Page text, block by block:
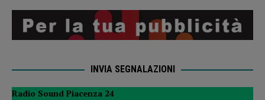
INVIA SEGNALAZIONI
Radio Sound Piacenza 24